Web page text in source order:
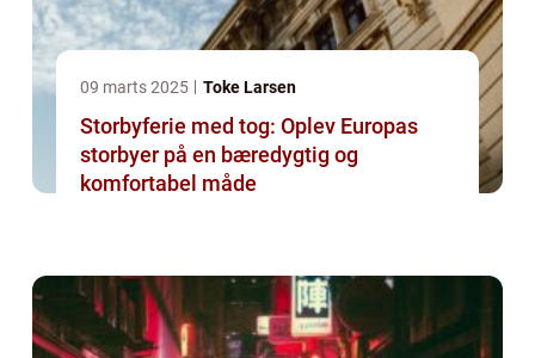
09 marts 2025 Toke Larsen
Storbyferie med tog: Oplev Europas
storbyer på en bæredygtig og
komfortabel måde